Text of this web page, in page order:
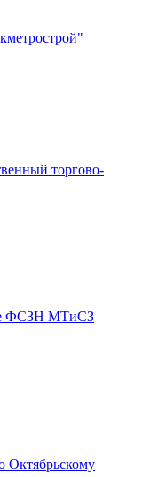
торгово-
ФСЗН МТиСЗ